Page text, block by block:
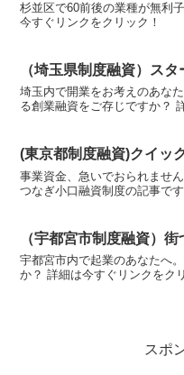
杉並区で60前後の業種が無利
今すぐリンクをクリック！
（埼玉県制度融資）ス
埼玉内で開業をお考えのあな
る創業融資をご存じですか？
(東京都制度融資)クイッ
事業資金、急いでおられませ
つなぎ小口融資制度の記事で
（宇都宮市制度融資）
宇都宮市内で起業のあなたへ
か？ 詳細は今すぐリンクをク
スポ